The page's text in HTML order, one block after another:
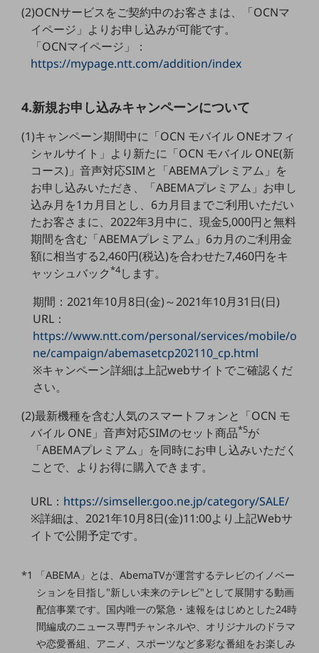
モビリティ
製造・建設業
キーワードで探す
モバイルTOP
法人向けスマホ・携帯に関する、
おすすめの機種、料金やサービスをご紹介
製品TOP
ビジネス向けスマートフォン
タフネススマートフォン
データ通信製品
5G対応ホームルーター
通信モジュール製品
衛星携帯電話
IOT完了済みメーカーブランド製品
料金
料金TOP
ドコモBiz データ無制限 ドコモ MAX ドコモ mini ドコモBiz かけ放題
5Gデータプラス
データプラス
モバイルサービス
端末の一元管理
セキュリティ
(2)OCNサービスをご契約中のお客さまは、「OCNマ
イページ」よりお申し込みが可能です。
「OCNマイページ」：
https://mypage.ntt.com/addition/index
4.新規お申し込みキャンペーンについて
(1)キャンペーン期間中に「OCN モバイル ONEオフィ
シャルサイト」より新たに「OCN モバイル ONE(新
コース)」音声対応SIMと「ABEMAプレミアム」を
お申し込みいただき、「ABEMAプレミアム」お申し
込み月を1カ月目とし、6カ月目までご利用いただい
たお客さまに、2022年3月中に、現金5,000円と無料
期間を含む「ABEMAプレミアム」6カ月のご利用金
額に相当する2,460円(税込)を合わせた7,460円をキ
ャッシュバック*4します。
期間：2021年10月8日(金)～2021年10月31日(日)
URL：
https://www.ntt.com/personal/services/mobile/o
ne/campaign/abemasetcp202110_cp.html
※キャンペーン詳細は上記webサイトでご確認くだ
さい。
(2)最新機種を含む人気のスマートフォンと「OCN モ
バイル ONE」音声対応SIMのセット商品*5が
「ABEMAプレミアム」を同時にお申し込みいただく
ことで、よりお得に購入できます。
URL： https://simseller.goo.ne.jp/category/SALE/
※詳細は、2021年10月8日(金)11:00より上記Webサ
イトで公開予定です。
*1 「ABEMA」とは、AbemaTVが運営するテレビのイノベー
ションを目指し"新しい未来のテレビ"として展開する動画
配信事業です。国内唯一の緊急・速報をはじめとした24時
間編成のニュース専門チャンネルや、オリジナルのドラマ
や恋愛番組、アニメ、スポーツなど多彩な番組をお楽しみ